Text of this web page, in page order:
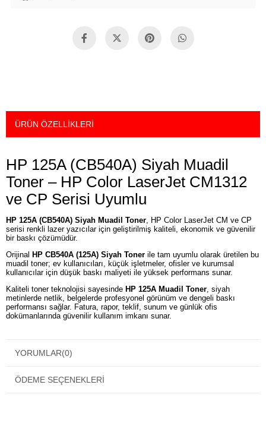
ÜRÜN ÖZELLIKLERI
HP 125A (CB540A) Siyah Muadil
Toner – HP Color LaserJet CM1312
ve CP Serisi Uyumlu
HP 125A (CB540A) Siyah Muadil Toner, HP Color LaserJet CM ve CP
serisi renkli lazer yazıcılar için geliştirilmiş kaliteli, ekonomik ve güvenilir
bir baskı çözümüdür.
Orijinal HP CB540A (125A) Siyah Toner ile tam uyumlu olarak üretilen bu
muadil toner; ev kullanıcıları, küçük işletmeler, ofisler ve kurumsal
kullanıcılar için düşük baskı maliyeti ile yüksek performans sunar.
Kaliteli toner teknolojisi sayesinde HP 125A Muadil Toner , siyah
metinlerde netlik, belgelerde profesyonel görünüm ve dengeli baskı
performansı sağlar. Fatura, rapor, teklif, sunum ve günlük ofis
dokümanlarında güvenilir kullanım imkanı sunar.
Yaklaşık2.200 sayfa
Baskı maliyetlerini azaltır.
YORUMLAR(0)
ÖDEME SEÇENEKLERI